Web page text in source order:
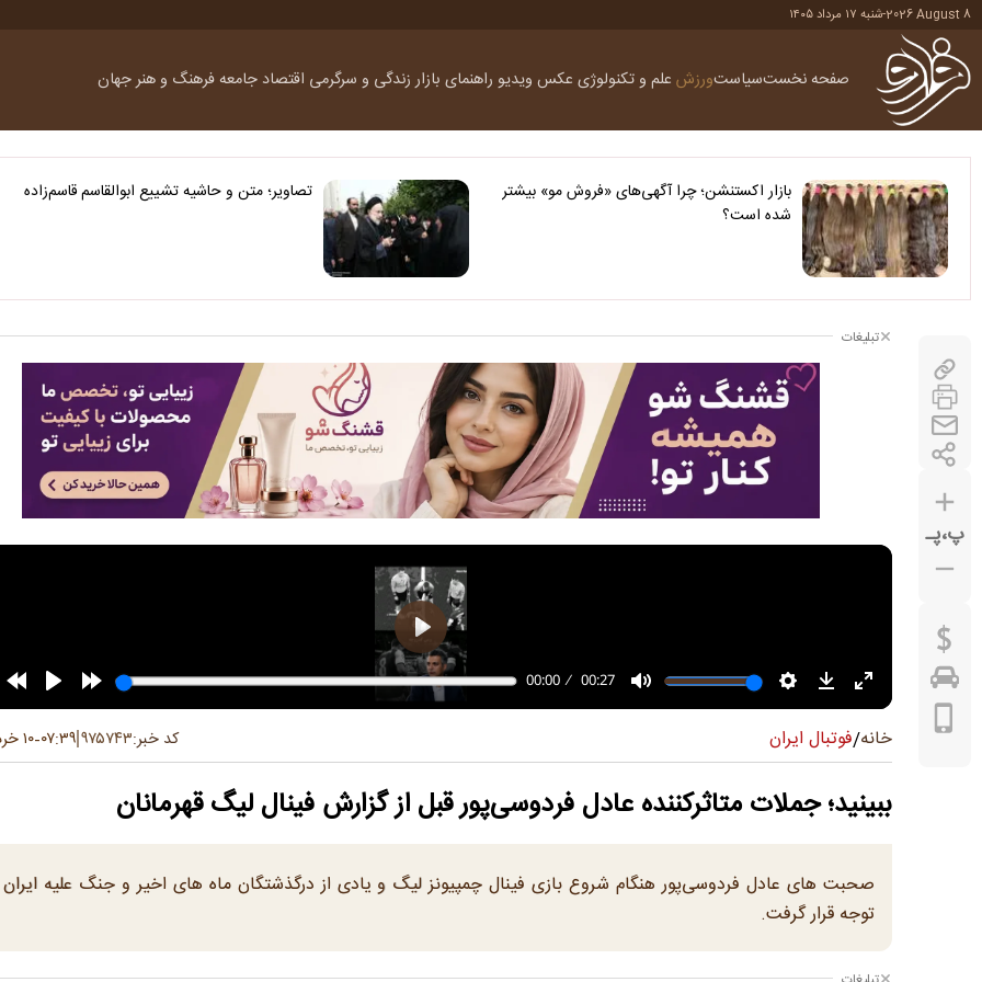
2026 August 8
-شنبه ۱۷ مرداد ۱۴۰۵
صفحه نخستسیاستورزش علم و تکنولوژی عکس ویدیو راهنمای بازارزندگی و سرگرمی اقتصاد جامعهفرهنگ و هنرجهان
بازار اکستنشن؛ چرا آگهی‌های «فروش مو» بیشتر
شده است؟
تصاویر؛ متن و حاشیه تشییع ابوالقاسم قاسم‌زاده
پ،پـ
تبلیغات
خانه/فوتبال ایران کد خبر:۹۷۵۷۴۳ ۰۷:۳۹-۱۰ خرداد ۱۴۰۵
ببینید؛ جملات متاثرکننده عادل فردوسی‌پور قبل از گزارش فینال لیگ قهرمانان
صحبت های عادل فردوسی‌پور هنگام شروع بازی فینال چمپیونز لیگ و یادی از درگذشتگان ماه های اخیر و جنگ علیه ایران
توجه قرار گرفت.